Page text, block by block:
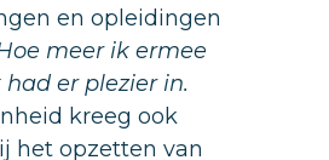
en opleidingen
meer ik ermee
er plezier in.
kreeg ook
het opzetten van